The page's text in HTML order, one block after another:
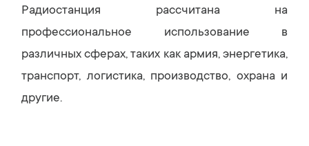
Радиостанция рассчитана на
профессиональное использование в
различных сферах, таких как армия, энергетика,
транспорт, логистика, производство, охрана и
другие.